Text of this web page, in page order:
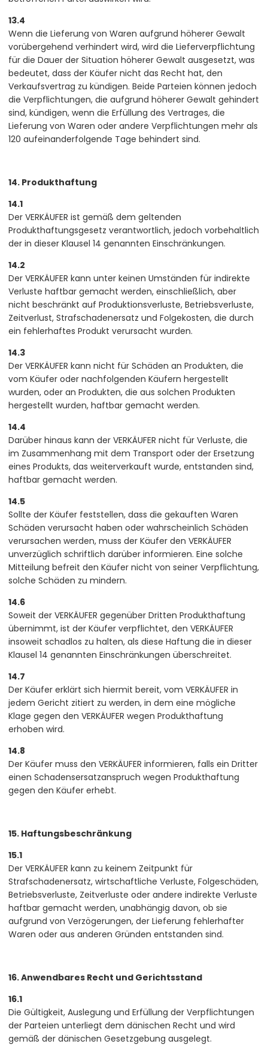
13.4
Wenn die Lieferung von Waren aufgrund höherer Gewalt
vorübergehend verhindert wird, wird die Lieferverpflichtung
für die Dauer der Situation höherer Gewalt ausgesetzt, was
bedeutet, dass der Käufer nicht das Recht hat, den
Verkaufsvertrag zu kündigen. Beide Parteien können jedoch
die Verpflichtungen, die aufgrund höherer Gewalt gehindert
sind, kündigen, wenn die Erfüllung des Vertrages, die
Lieferung von Waren oder andere Verpflichtungen mehr als
120 aufeinanderfolgende Tage behindert sind.
14. Produkthaftung
14.1
Der VERKÄUFER ist gemäß dem geltenden
Produkthaftungsgesetz verantwortlich, jedoch vorbehaltlich
der in dieser Klausel 14 genannten Einschränkungen.
14.2
Der VERKÄUFER kann unter keinen Umständen für indirekte
Verluste haftbar gemacht werden, einschließlich, aber
nicht beschränkt auf Produktionsverluste, Betriebsverluste,
Zeitverlust, Strafschadenersatz und Folgekosten, die durch
ein fehlerhaftes Produkt verursacht wurden.
14.3
Der VERKÄUFER kann nicht für Schäden an Produkten, die
vom Käufer oder nachfolgenden Käufern hergestellt
wurden, oder an Produkten, die aus solchen Produkten
hergestellt wurden, haftbar gemacht werden.
14.4
Darüber hinaus kann der VERKÄUFER nicht für Verluste, die
im Zusammenhang mit dem Transport oder der Ersetzung
eines Produkts, das weiterverkauft wurde, entstanden sind,
haftbar gemacht werden.
14.5
Sollte der Käufer feststellen, dass die gekauften Waren
Schäden verursacht haben oder wahrscheinlich Schäden
verursachen werden, muss der Käufer den VERKÄUFER
unverzüglich schriftlich darüber informieren. Eine solche
Mitteilung befreit den Käufer nicht von seiner Verpflichtung,
solche Schäden zu mindern.
14.6
Soweit der VERKÄUFER gegenüber Dritten Produkthaftung
übernimmt, ist der Käufer verpflichtet, den VERKÄUFER
insoweit schadlos zu halten, als diese Haftung die in dieser
Klausel 14 genannten Einschränkungen überschreitet.
14.7
Der Käufer erklärt sich hiermit bereit, vom VERKÄUFER in
jedem Gericht zitiert zu werden, in dem eine mögliche
Klage gegen den VERKÄUFER wegen Produkthaftung
erhoben wird.
14.8
Der Käufer muss den VERKÄUFER informieren, falls ein Dritter
einen Schadensersatzanspruch wegen Produkthaftung
gegen den Käufer erhebt.
15. Haftungsbeschränkung
15.1
Der VERKÄUFER kann zu keinem Zeitpunkt für
Strafschadenersatz, wirtschaftliche Verluste, Folgeschäden,
Betriebsverluste, Zeitverluste oder andere indirekte Verluste
haftbar gemacht werden, unabhängig davon, ob sie
aufgrund von Verzögerungen, der Lieferung fehlerhafter
Waren oder aus anderen Gründen entstanden sind.
16. Anwendbares Recht und Gerichtsstand
16.1
Die Gültigkeit, Auslegung und Erfüllung der Verpflichtungen
der Parteien unterliegt dem dänischen Recht und wird
gemäß der dänischen Gesetzgebung ausgelegt.